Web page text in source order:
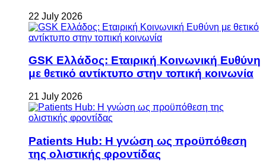
22 July 2026
GSK Ελλάδος: Εταιρική Κοινωνική Ευθύνη
με θετικό αντίκτυπο στην τοπική κοινωνία
21 July 2026
Patients Hub: Η γνώση ως προϋπόθεση
της ολιστικής φροντίδας